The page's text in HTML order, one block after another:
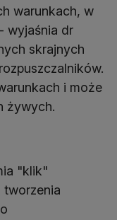
warunkach, w
wyjaśnia dr
skrajnych
i może
żywych.
"klik"